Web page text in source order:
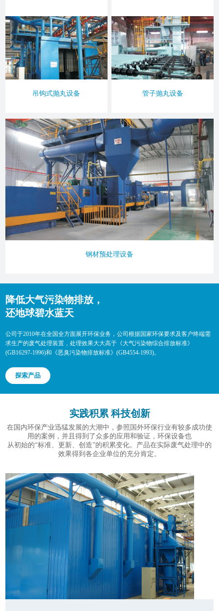
吊钩式抛丸设备 管子抛丸设备
钢材预处理设备
降低大气污染物排放，
还地球碧水蓝天
公司于2010年在全国全方面展开环保业务，公司根据国家环保要求及客户终端需
求生产的废气处理装置，处理效果大大高于《大气污染物综合排放标准》
(GB16297-1996)和《恶臭污染物排放标准》(GB4554-1993)。
探索产品
实践积累 科技创新
在国内环保产业迅猛发展的大潮中，参照国外环保行业有较多成功使
用的案例，并且得到了众多的应用和验证，环保设备也
从初始的“标准、更新、创造”的积累变化。产品在实际废气处理中的
效果得到各企业单位的充分肯定。